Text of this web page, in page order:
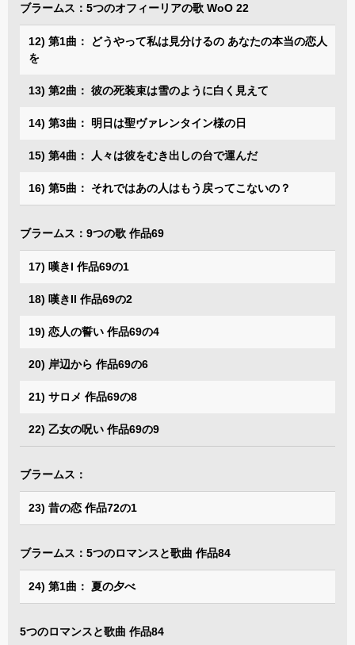
ブラームス：5つのオフィーリアの歌 WoO 22
12) 第1曲： どうやって私は見分けるの あなたの本当の恋人
を
13) 第2曲： 彼の死装束は雪のように白く見えて
14) 第3曲： 明日は聖ヴァレンタイン様の日
15) 第4曲： 人々は彼をむき出しの台で運んだ
16) 第5曲： それではあの人はもう戻ってこないの？
ブラームス：9つの歌 作品69
17) 嘆きI 作品69の1
18) 嘆きII 作品69の2
19) 恋人の誓い 作品69の4
20) 岸辺から 作品69の6
21) サロメ 作品69の8
22) 乙女の呪い 作品69の9
ブラームス：
23) 昔の恋 作品72の1
ブラームス：5つのロマンスと歌曲 作品84
24) 第1曲： 夏の夕べ
5つのロマンスと歌曲 作品84